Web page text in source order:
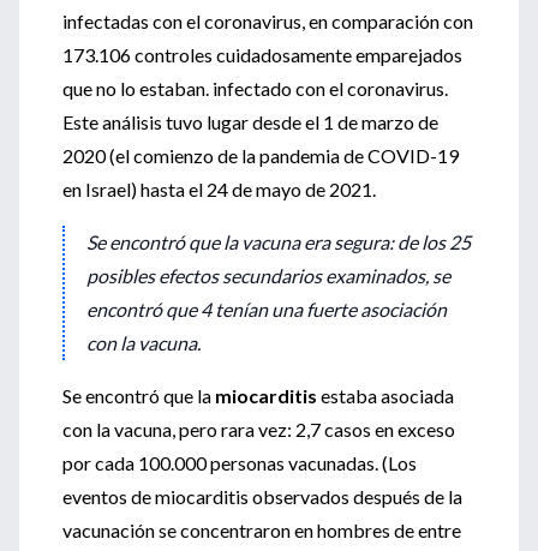
infectadas con el coronavirus, en comparación con
173.106 controles cuidadosamente emparejados
que no lo estaban. infectado con el coronavirus.
Este análisis tuvo lugar desde el 1 de marzo de
2020 (el comienzo de la pandemia de COVID-19
en Israel) hasta el 24 de mayo de 2021.
Se encontró que la vacuna era segura: de los 25
posibles efectos secundarios examinados, se
encontró que 4 tenían una fuerte asociación
con la vacuna.
Se encontró que la miocarditis estaba asociada
con la vacuna, pero rara vez: 2,7 casos en exceso
por cada 100.000 personas vacunadas. (Los
eventos de miocarditis observados después de la
vacunación se concentraron en hombres de entre